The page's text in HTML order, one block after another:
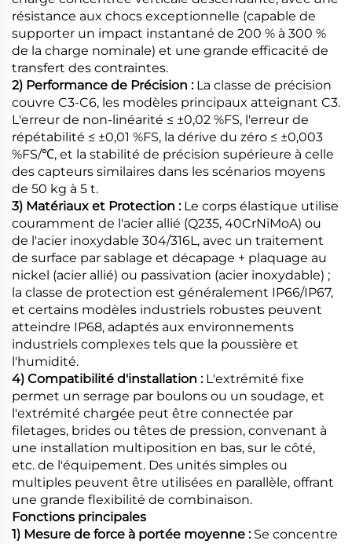
résistance aux chocs exceptionnelle (capable de
supporter un impact instantané de 200 % à 300 %
de la charge nominale) et une grande efficacité de
transfert des contraintes.
2) Performance de Précision : La classe de précision
couvre C3-C6, les modèles principaux atteignant C3.
L'erreur de non-linéarité ≤ ±0,02 %FS, l'erreur de
répétabilité ≤ ±0,01 %FS, la dérive du zéro ≤ ±0,003
%FS/℃, et la stabilité de précision supérieure à celle
des capteurs similaires dans les scénarios moyens
de 50 kg à 5 t.
3) Matériaux et Protection : Le corps élastique utilise
couramment de l'acier allié (Q235, 40CrNiMoA) ou
de l'acier inoxydable 304/316L, avec un traitement
de surface par sablage et décapage + plaquage au
nickel (acier allié) ou passivation (acier inoxydable) ;
la classe de protection est généralement IP66/IP67,
et certains modèles industriels robustes peuvent
atteindre IP68, adaptés aux environnements
industriels complexes tels que la poussière et
l'humidité.
4) Compatibilité d'installation : L'extrémité fixe
permet un serrage par boulons ou un soudage, et
l'extrémité chargée peut être connectée par
filetages, brides ou têtes de pression, convenant à
une installation multiposition en bas, sur le côté,
etc. de l'équipement. Des unités simples ou
multiples peuvent être utilisées en parallèle, offrant
une grande flexibilité de combinaison.
Fonctions principales
1) Mesure de force à portée moyenne : Se concentre